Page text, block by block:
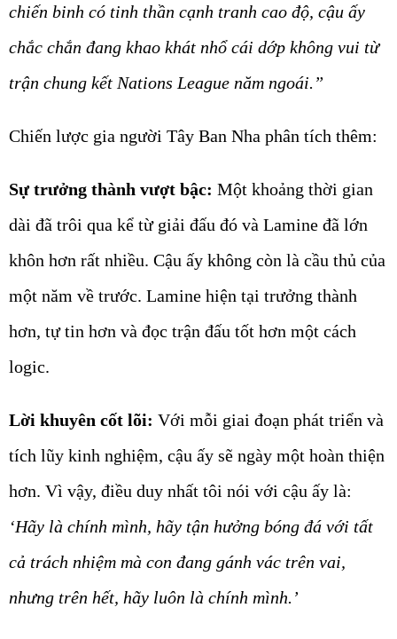
chiến binh có tinh thần cạnh tranh cao độ, cậu ấy
chắc chắn đang khao khát nhổ cái dớp không vui từ
trận chung kết Nations League năm ngoái.”
Chiến lược gia người Tây Ban Nha phân tích thêm:
Sự trưởng thành vượt bậc: Một khoảng thời gian
dài đã trôi qua kể từ giải đấu đó và Lamine đã lớn
khôn hơn rất nhiều. Cậu ấy không còn là cầu thủ của
một năm về trước. Lamine hiện tại trưởng thành
hơn, tự tin hơn và đọc trận đấu tốt hơn một cách
logic.
Lời khuyên cốt lõi: Với mỗi giai đoạn phát triển và
tích lũy kinh nghiệm, cậu ấy sẽ ngày một hoàn thiện
hơn. Vì vậy, điều duy nhất tôi nói với cậu ấy là:
‘Hãy là chính mình, hãy tận hưởng bóng đá với tất
cả trách nhiệm mà con đang gánh vác trên vai,
nhưng trên hết, hãy luôn là chính mình.’